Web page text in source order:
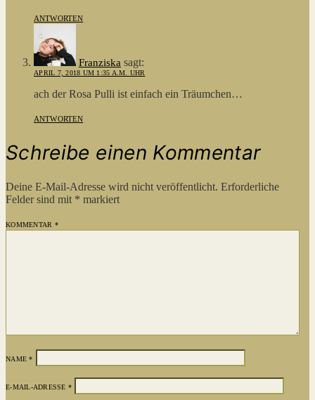
ANTWORTEN
Franziska sagt:
APRIL 7, 2018 UM 1:35 A.M. UHR
ach der Rosa Pulli ist einfach ein Träumchen…
ANTWORTEN
Schreibe einen Kommentar
Deine E-Mail-Adresse wird nicht veröffentlicht. Erforderliche
Felder sind mit * markiert
KOMMENTAR *
NAME*
E-MAIL-ADRESSE *